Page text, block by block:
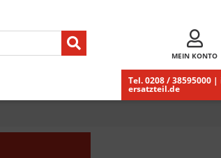
MEIN KONTO
Tel. 0208 / 38595000
ersatzteil.de